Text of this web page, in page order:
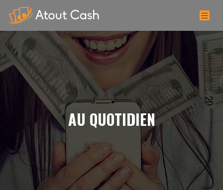
AU QUOTIDIEN